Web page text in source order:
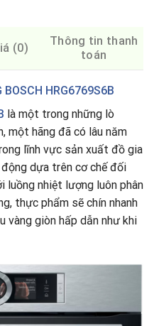
(0)
Thông tin thanh
toán
BOSCH HRG6769S6B
B là một trong những lò
một hãng đã có lâu năm
lĩnh vực sản xuất đồ gia
dựa trên cơ chế đối
luồng nhiệt lượng luôn phân
thực phẩm sẽ chín nhanh
vàng giòn hấp dẫn như khi